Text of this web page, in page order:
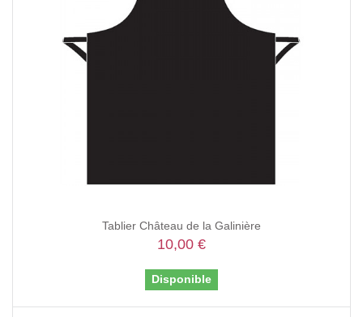
Tablier Château de la Galinière
10,00 €
Disponible